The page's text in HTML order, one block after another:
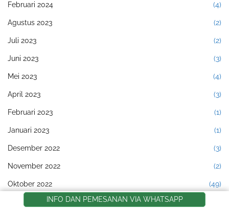
Februari 2024 (4)
Agustus 2023 (2)
Juli 2023 (2)
Juni 2023 (3)
Mei 2023 (4)
April 2023 (3)
Februari 2023 (1)
Januari 2023 (1)
Desember 2022 (3)
November 2022 (2)
Oktober 2022 (49)
September 2022INFO DAN PEMESANAN VIA WHATSAPP